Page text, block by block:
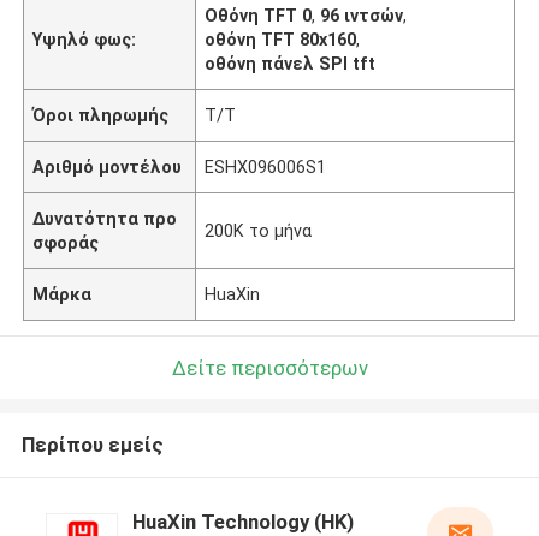
Υψηλό φως:
Οθόνη TFT 0, 96 ιντσών,
οθόνη TFT 80x160,
οθόνη πάνελ SPI tft
Όροι πληρωμής T/T
Αριθμό μοντέλου ESHX096006S1
Δυνατότητα προ
σφοράς
200K το μήνα
Μάρκα HuaXin
Δείτε περισσότερων
Περίπου εμείς
HuaXin Technology (HK)